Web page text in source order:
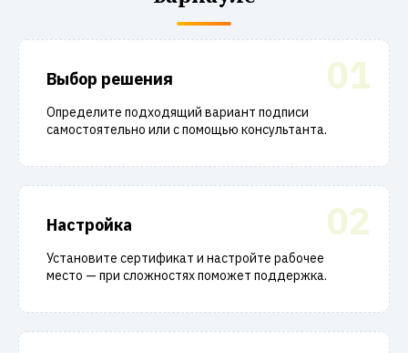
01
Выбор решения
Определите подходящий вариант подписи
самостоятельно или с помощью консультанта.
02
Настройка
Установите сертификат и настройте рабочее
место — при сложностях поможет поддержка.